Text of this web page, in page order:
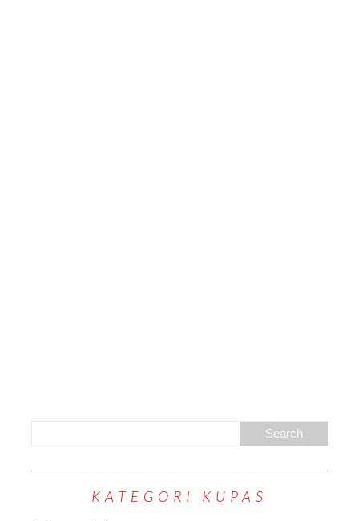
KATEGORI KUPAS